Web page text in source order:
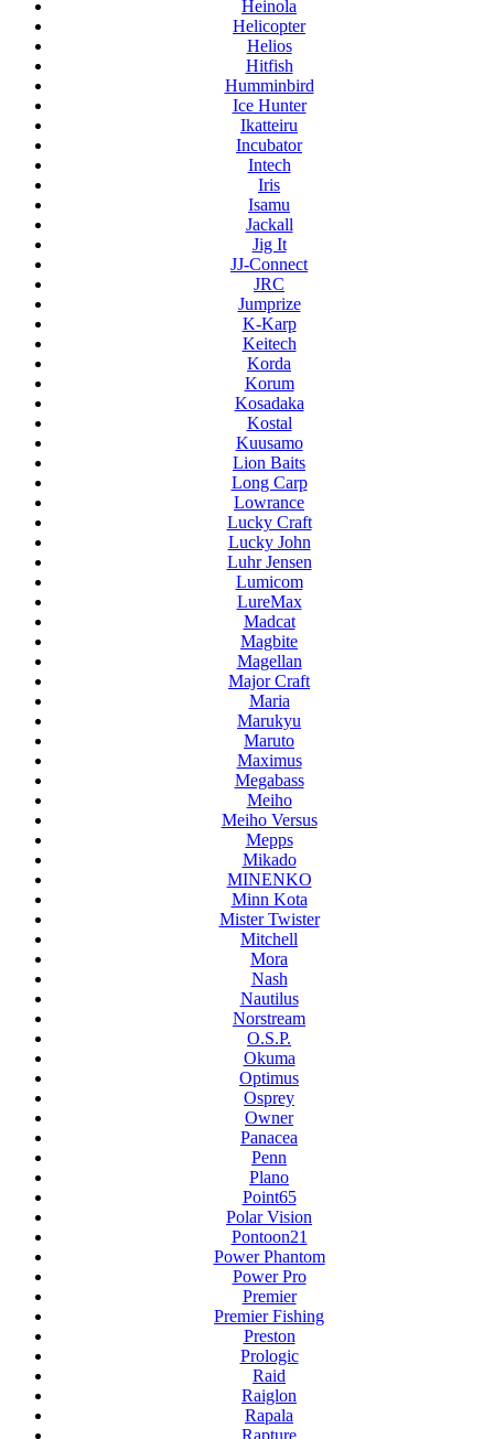
Heinola
Helicopter
Helios
Hitfish
Humminbird
Ice Hunter
Ikatteiru
Incubator
Intech
Iris
Isamu
Jackall
Jig It
JJ-Connect
JRC
Jumprize
K-Karp
Keitech
Korda
Korum
Kosadaka
Kostal
Kuusamo
Lion Baits
Long Carp
Lowrance
Lucky Craft
Lucky John
Luhr Jensen
Lumicom
LureMax
Madcat
Magbite
Magellan
Major Craft
Maria
Marukyu
Maruto
Maximus
Megabass
Meiho
Meiho Versus
Mepps
Mikado
MINENKO
Minn Kota
Mister Twister
Mitchell
Mora
Nash
Nautilus
Norstream
O.S.P.
Okuma
Optimus
Osprey
Owner
Panacea
Penn
Plano
Point65
Polar Vision
Pontoon21
Power Phantom
Power Pro
Premier
Premier Fishing
Preston
Prologic
Raid
Raiglon
Rapala